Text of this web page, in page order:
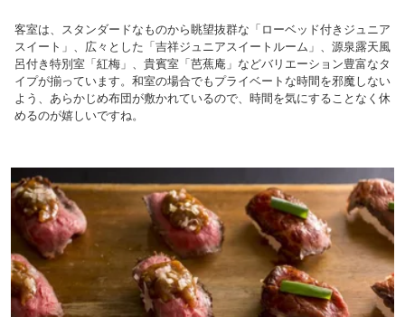
客室は、スタンダードなものから眺望抜群な「ローベッド付きジュニア
スイート」、広々とした「吉祥ジュニアスイートルーム」、源泉露天風
呂付き特別室「紅梅」、貴賓室「芭蕉庵」などバリエーション豊富なタ
イプが揃っています。和室の場合でもプライベートな時間を邪魔しない
よう、あらかじめ布団が敷かれているので、時間を気にすることなく休
めるのが嬉しいですね。